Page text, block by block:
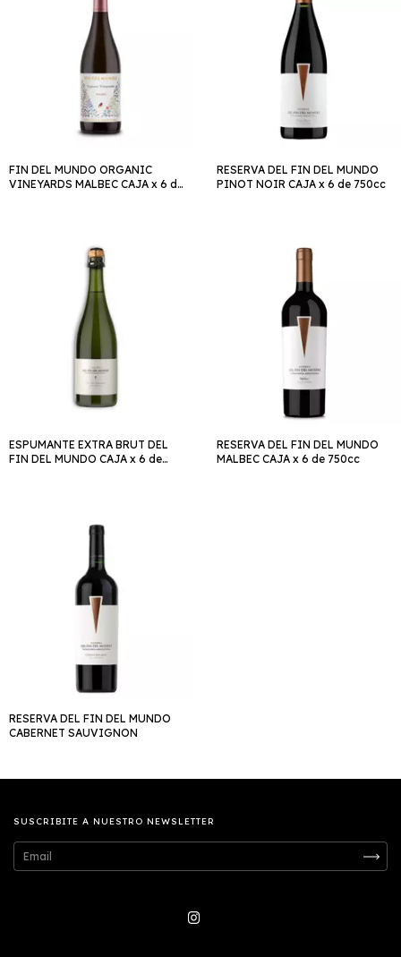
FIN DEL MUNDO ORGANIC
VINEYARDS MALBEC CAJA x 6 de
RESERVA DEL FIN DEL MUNDO
PINOT NOIR CAJA x 6 de 750cc
ESPUMANTE EXTRA BRUT DEL
FIN DEL MUNDO CAJA x 6 de
RESERVA DEL FIN DEL MUNDO
MALBEC CAJA x 6 de 750cc
RESERVA DEL FIN DEL MUNDO
CABERNET SAUVIGNON
SUSCRIBITE A NUESTRO NEWSLETTER